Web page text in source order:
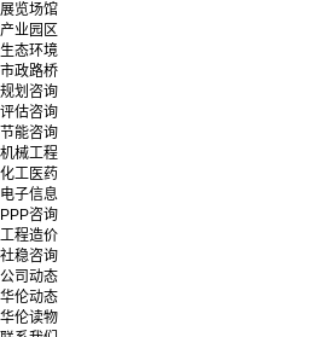
展览场馆
产业园区
生态环境
市政路桥
规划咨询
评估咨询
节能咨询
机械工程
化工医药
电子信息
PPP咨询
工程造价
社稳咨询
公司动态
华伦动态
华伦读物